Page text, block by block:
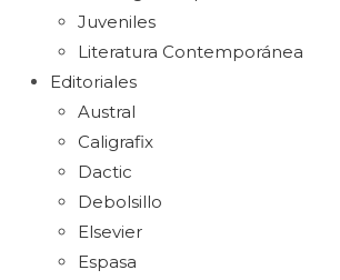
Juveniles
Literatura Contemporánea
Editoriales
Austral
Caligrafix
Dactic
Debolsillo
Elsevier
Espasa